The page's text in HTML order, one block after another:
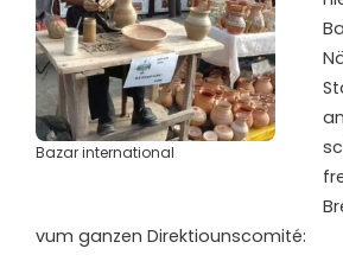
Bazar international
vum ganzen Direktiounscomité: